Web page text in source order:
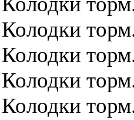
Колодки